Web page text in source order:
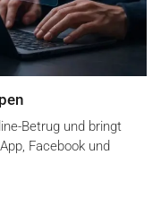
Betrug und bringt
Facebook und